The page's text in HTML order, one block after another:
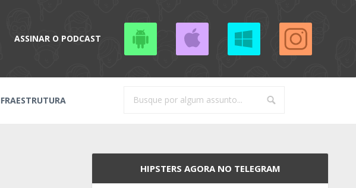
ASSINAR O PODCAST
HIPSTERS AGORA NO TELEGRAM